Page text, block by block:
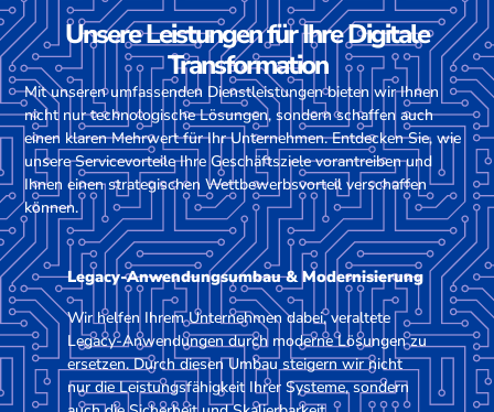
Unsere Leistungen für Ihre Digitale
Transformation
Mit unseren umfassenden Dienstleistungen bieten wir Ihnen
nicht nur technologische Lösungen, sondern schaffen auch
einen klaren Mehrwert für Ihr Unternehmen. Entdecken Sie, wie
unsere Servicevorteile Ihre Geschäftsziele vorantreiben und
Ihnen einen strategischen Wettbewerbsvorteil verschaffen
können.
Legacy-Anwendungsumbau & Modernisierung
Wir helfen Ihrem Unternehmen dabei, veraltete
Legacy-Anwendungen durch moderne Lösungen zu
ersetzen. Durch diesen Umbau steigern wir nicht
nur die Leistungsfähigkeit Ihrer Systeme, sondern